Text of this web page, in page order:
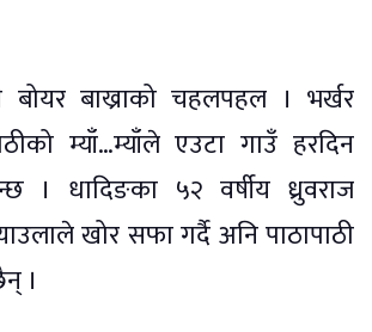
बोयर बाख्राको चहलपहल । भर्खर
म्याँ…म्याँले एउटा गाउँ हरदिन
। धादिङका ५२ वर्षीय ध्रुवराज
खोर सफा गर्दै अनि पाठापाठी
।